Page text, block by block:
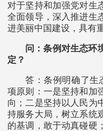
对于坚持和加强党对生
全面领导，深入推进生
进美丽中国建设，具有
问：条例对生态环
定？
答：条例明确了生
项原则：一是坚持和加
向；二是坚持以人民为
持服务大局，树立系统
的基调，敢于动真碰硬